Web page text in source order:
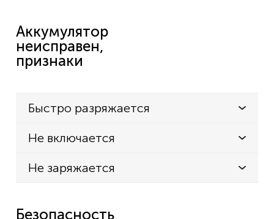
Аккумулятор
неисправен,
признаки
Быстро разряжается
Не включается
Не заряжается
Безопасность